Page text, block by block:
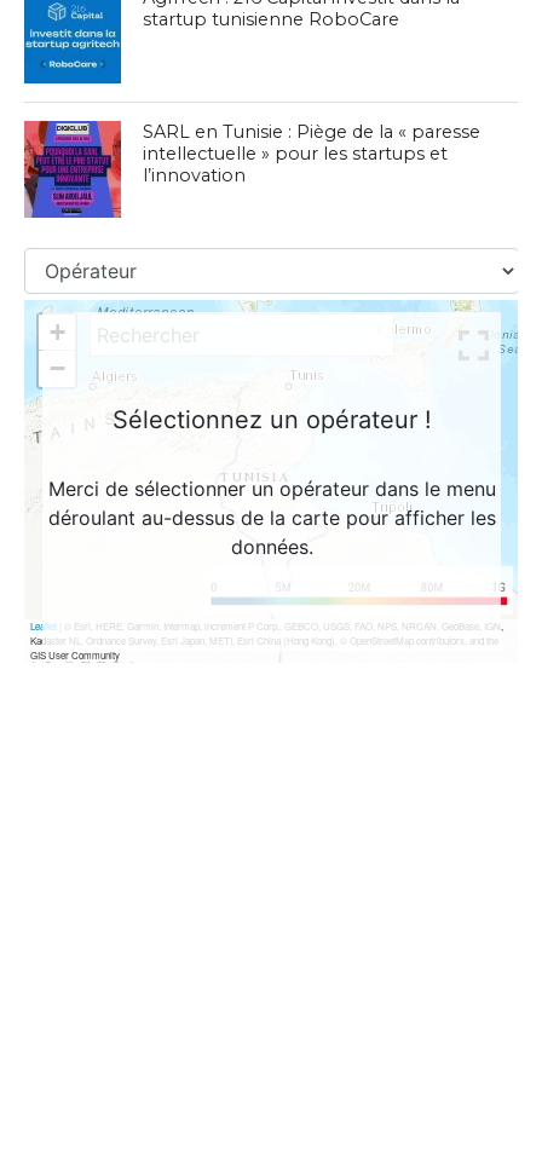
startup tunisienne RoboCare
SARL en Tunisie : Piège de la « paresse
intellectuelle » pour les startups et
l’innovation